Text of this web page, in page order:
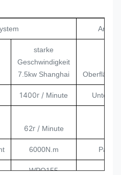
starke
Geschwindigkeit
7.5kw Shanghai
1400r / Minute Unter
62r / Minute
6000N.m
WPO155